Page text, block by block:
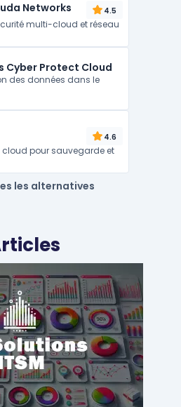
Networks 4.5
multi-cloud et réseau
Cyber Protect Cloud
des données dans le
4.6
cloud pour sauvegarde et
les alternatives